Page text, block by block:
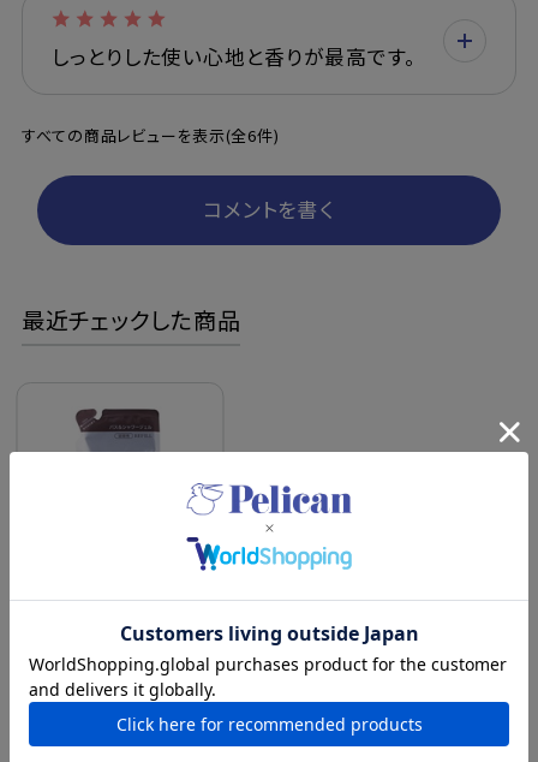
しっとりした使い心地と香りが最高です。
すべての商品レビューを表示(全6件)
コメントを書く
最近チェックした商品
【公式限定】[単品]プロ
バンシア バス＆シャワー
ジェル 詰替パウチ
¥1,100(税込)